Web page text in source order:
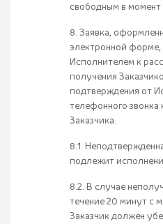
свободным в момент
8. Заявка,
электронной форме,
Исполнителем к
получения
подтверждения от
телефонного звонка
Заказчика.
8.1.
подлежит
8.2. В случае
течение 20 минут с
Заказчик должен